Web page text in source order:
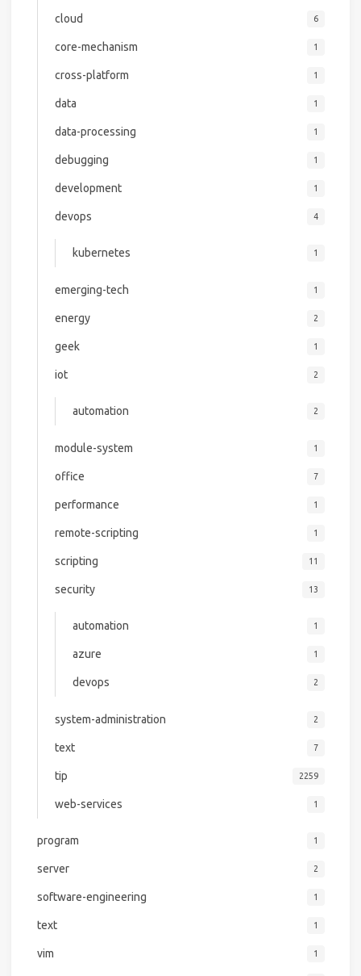
cloud 6
core-mechanism 1
cross-platform 1
data 1
data-processing 1
debugging 1
development 1
devops 4
kubernetes 1
emerging-tech 1
energy 2
geek 1
iot 2
automation 2
module-system 1
office 7
performance 1
remote-scripting 1
scripting 11
security 13
automation 1
azure 1
devops 2
system-administration 2
text 7
tip 2259
web-services 1
program 1
server 2
software-engineering 1
text 1
vim 1